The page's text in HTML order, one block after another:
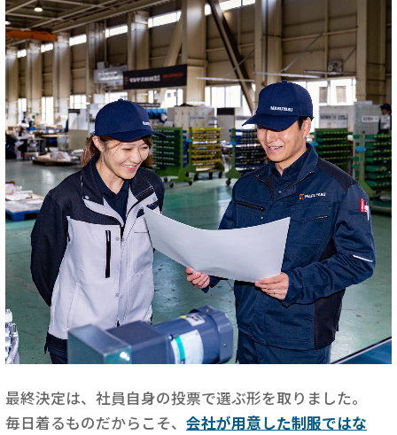
最終決定は、社員自身の投票で選ぶ形を取りました。
毎日着るものだからこそ、 会社が用意した制服ではな